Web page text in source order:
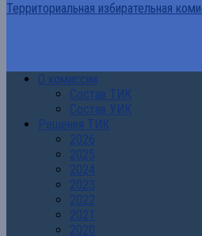
Территориальная избирательная
О комиссии
Состав ТИК
Состав УИК
Решения ТИК
2026
2025
2024
2023
2022
2021
2020